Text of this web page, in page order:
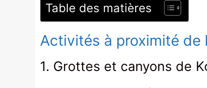
Table des matières
Activités à proximité de
1. Grottes et canyons de